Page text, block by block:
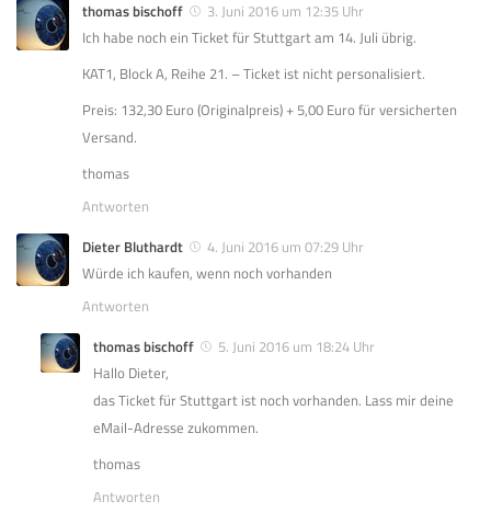
thomas bischoff
3. Juni 2016 um 12:35 Uhr
Ich habe noch ein Ticket für Stuttgart am 14. Juli übrig.
KAT1, Block A, Reihe 21. – Ticket ist nicht personalisiert.
Preis: 132,30 Euro (Originalpreis) + 5,00 Euro für versicherten
Versand.
thomas
Antworten
Dieter Bluthardt
4. Juni 2016 um 07:29 Uhr
Würde ich kaufen, wenn noch vorhanden
Antworten
thomas bischoff
5. Juni 2016 um 18:24 Uhr
Hallo Dieter,
das Ticket für Stuttgart ist noch vorhanden. Lass mir deine
eMail-Adresse zukommen.
thomas
Antworten